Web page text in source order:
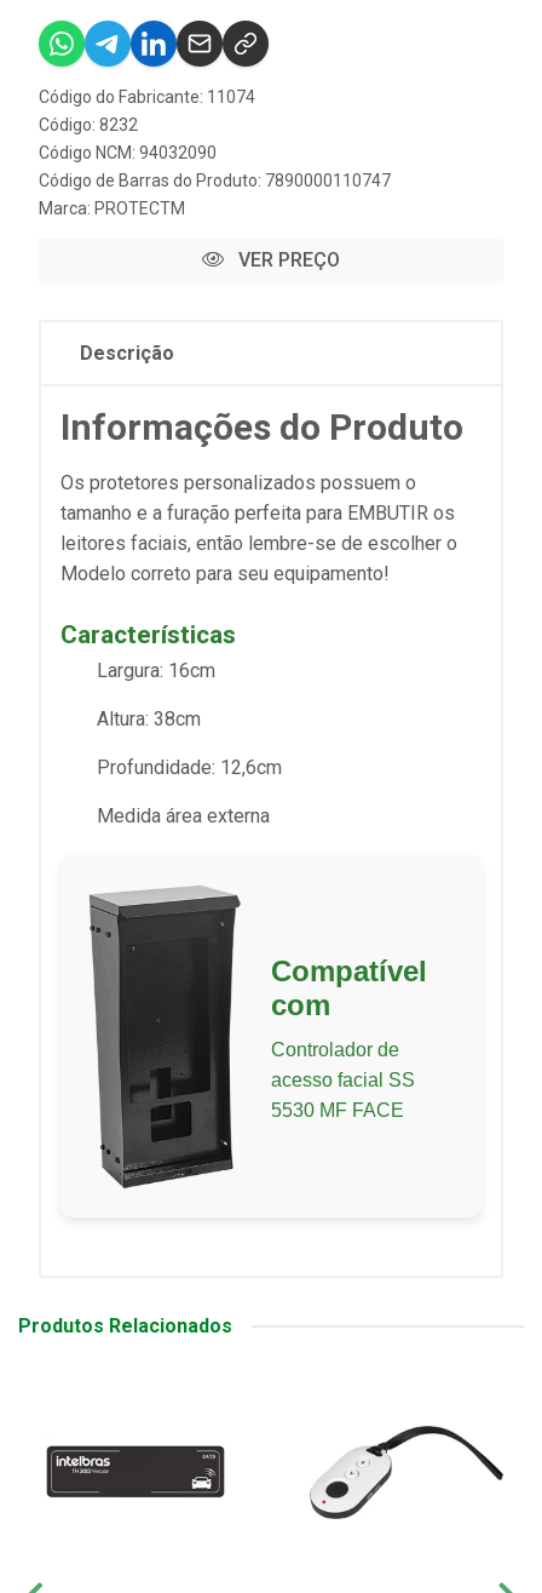
Código do Fabricante: 11074
Código: 8232
Código NCM: 94032090
Código de Barras do Produto: 7890000110747
Marca: PROTECTM
VER PREÇO
Descrição
Informações do Produto
Os protetores personalizados possuem o
tamanho e a furação perfeita para EMBUTIR os
leitores faciais, então lembre-se de escolher o
Modelo correto para seu equipamento!
Características
Largura: 16cm
Altura: 38cm
Profundidade: 12,6cm
Medida área externa
Compatível
com
Controlador de
acesso facial SS
5530 MF FACE
Produtos Relacionados